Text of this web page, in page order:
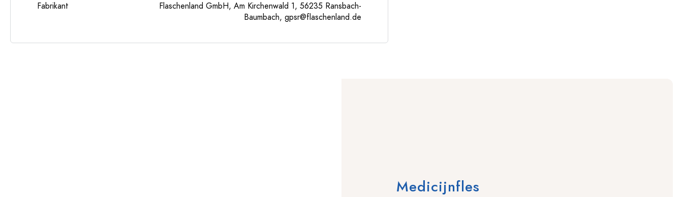
Fabrikant
Flaschenland GmbH, Am Kirchenwald 1, 56235 Ransbach-
Baumbach, gpsr@flaschenland.de
Medicijnfles